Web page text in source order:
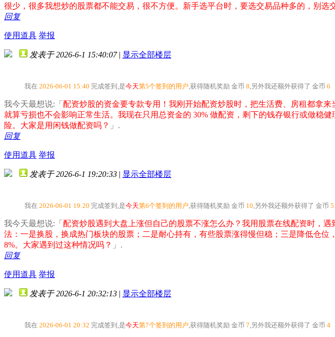
很少，很多我想炒的股票都不能交易，很不方便。新手选平台时，要选交易品种多的，别
回复
使用道具 举报
发表于 2026-6-1 15:40:07 | 显示全部楼层
我在 2026-06-01 15:40 完成签到,是今天第5个签到的用户 ,获得随机奖励 金币 8 ,另外我还额外获得了 金币 6
我今天最想说:「 配资炒股的资金要专款专用！我刚开始配资炒股时，把生活费、房租都拿
就算亏损也不会影响正常生活。我现在只用总资金的 30% 做配资，剩下的钱存银行或做稳
险。大家是用闲钱做配资吗？ 」.
回复
使用道具 举报
发表于 2026-6-1 19:20:33 | 显示全部楼层
我在 2026-06-01 19:20 完成签到,是今天第6个签到的用户 ,获得随机奖励 金币 10 ,另外我还额外获得了 金币 5
我今天最想说:「 配资炒股遇到大盘上涨但自己的股票不涨怎么办？我用股票在线配资时，
法：一是换股，换成热门板块的股票；二是耐心持有，有些股票涨得慢但稳；三是降低仓
8%。大家遇到过这种情况吗？ 」.
回复
使用道具 举报
发表于 2026-6-1 20:32:13 | 显示全部楼层
我在 2026-06-01 20:32 完成签到,是今天第7个签到的用户 ,获得随机奖励 金币 7 ,另外我还额外获得了 金币 4